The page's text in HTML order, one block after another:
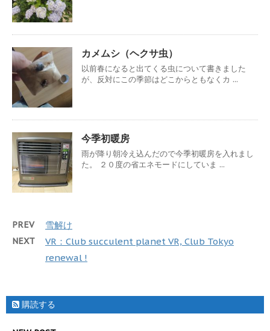
カメムシ（ヘクサ虫）
以前春になると出てくる虫について書きました
が、反対にこの季節はどこからともなくカ ...
今季初暖房
雨が降り朝冷え込んだので今季初暖房を入れまし
た。 ２０度の省エネモードにしていま ...
PREV 雪解け
NEXT
VR：Club succulent planet VR, Club Tokyo
renewal !
購読する